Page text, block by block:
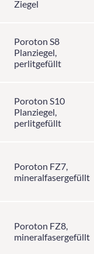
Ziegel
Poroton S8
Planziegel,
perlitgefüllt
Poroton S10
Planziegel,
perlitgefüllt
Poroton FZ7,
mineralfasergefüllt
Poroton FZ8,
mineralfasergefüllt